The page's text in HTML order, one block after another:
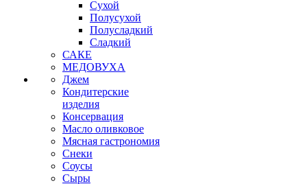
Сухой
Полусухой
Полусладкий
Сладкий
САКЕ
МЕДОВУХА
Джем
Кондитерские
изделия
Консервация
Масло оливковое
Мясная гастрономия
Снеки
Соусы
Сыры